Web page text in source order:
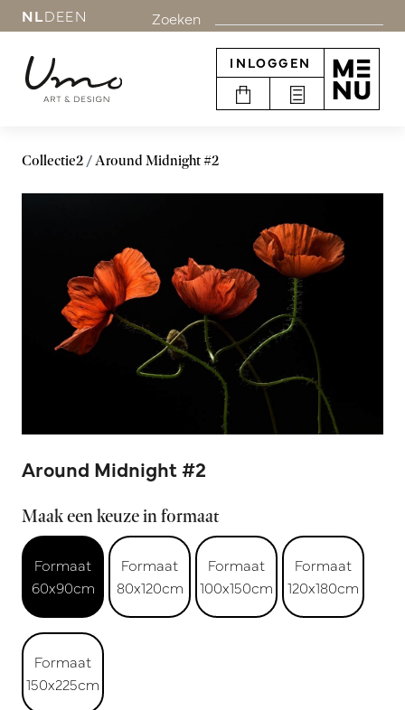
NLDEEN Zoeken
INLOGGEN
Collectie2 Around Midnight #2
Around Midnight #2
Maak een keuze in formaat
Formaat
60x90cm
Formaat
80x120cm
Formaat
100x150cm
Formaat
120x180cm
Formaat
150x225cm